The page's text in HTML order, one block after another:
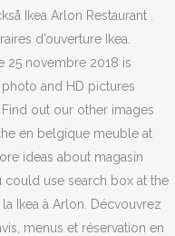
Ikea Arlon Restaurant .
d’ouverture Ikea.
25 novembre 2018 is
and HD pictures
out our other images
en belgique meuble at
ideas about magasin
use search box at the
Ikea à Arlon. Décvouvrez
menus et réservation en